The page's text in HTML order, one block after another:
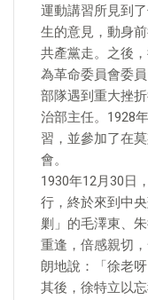
運動講習所見到
生的意見，動身
共產黨走。之後
為革命委員會委
部隊遇到重大挫
治部主任。1928
習，並參加了在
會。
1930年12月30日
行，終於來到中
剿」的毛澤東、
重逢，倍感親切
朗地說：「徐老
其後，徐特立以